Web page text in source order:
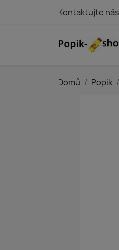
Kontaktujte nás
Domů Popik